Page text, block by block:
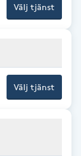
Välj tjänst
Välj tjänst